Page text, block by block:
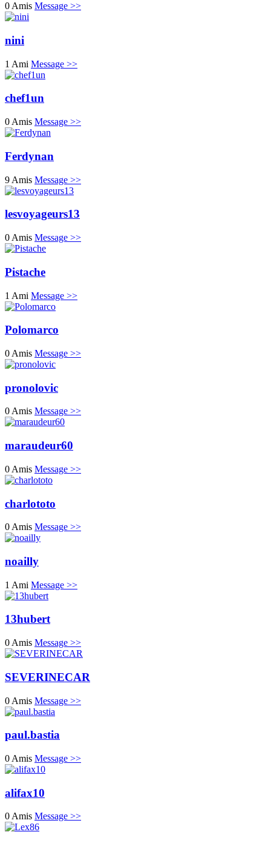
0 Amis Message >>
nini
1 Ami Message >>
chef1un
0 Amis Message >>
Ferdynan
9 Amis Message >>
lesvoyageurs13
0 Amis Message >>
Pistache
1 Ami Message >>
Polomarco
0 Amis Message >>
pronolovic
0 Amis Message >>
maraudeur60
0 Amis Message >>
charlototo
0 Amis Message >>
noailly
1 Ami Message >>
13hubert
0 Amis Message >>
SEVERINECAR
0 Amis Message >>
paul.bastia
0 Amis Message >>
alifax10
0 Amis Message >>